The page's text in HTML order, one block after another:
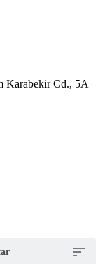
Karabekir Cd., 5A